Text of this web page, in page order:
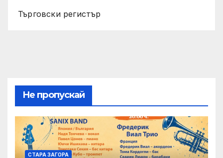
Търговски регистър
Не пропускай
СТАРА ЗАГОРА